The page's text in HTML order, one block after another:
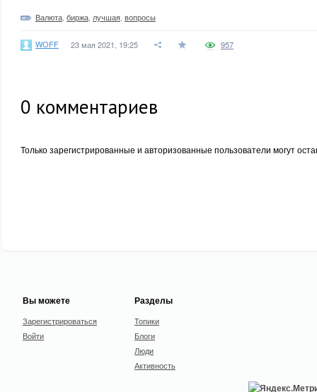
Валюта биржа лучшая вопросы
WOFF 23 мая 2021, 19:25 957
0 комментариев
Только зарегистрированные и авторизованные пользователи могут
Вы можете
Зарегистрироваться
Войти
Разделы
Топики
Блоги
Люди
Активность